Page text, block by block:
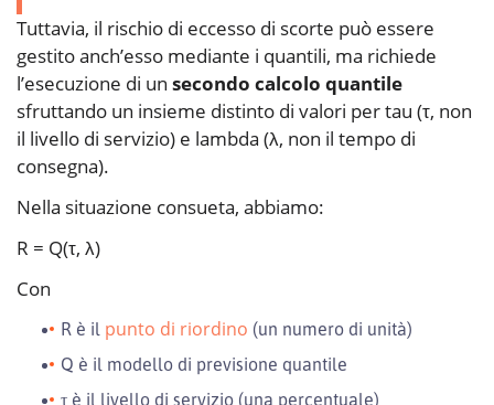
Tuttavia, il rischio di eccesso di scorte può essere
gestito anch’esso mediante i quantili, ma richiede
l’esecuzione di un secondo calcolo quantile
sfruttando un insieme distinto di valori per tau (τ, non
il livello di servizio) e lambda (λ, non il tempo di
consegna).
Nella situazione consueta, abbiamo:
R = Q(τ, λ)
Con
R è il punto di riordino (un numero di unità)
Q è il modello di previsione quantile
τ è il livello di servizio (una percentuale)